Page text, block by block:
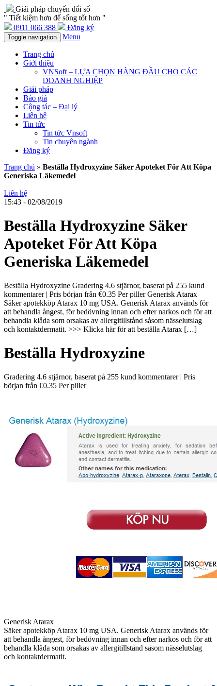
Giải pháp chuyển đổi số
" Tiết kiệm hơn để sống tốt hơn "
0911 066 388
Đăng ký
Toggle navigation Menu
Trang chủ
Giới thiệu
VNSoft – LỰA CHỌN HÀNG ĐẦU CHO CÁC
DOANH NGHIỆP
Giải pháp
Báo giá
Cộng tác – Đại lý
Liên hệ
Tin tức
Tin tức Vnsoft
Tin chuyên ngành
Đăng ký
Trang chủ » Beställa Hydroxyzine Säker Apoteket För Att Köpa
Generiska Läkemedel
Liên hệ
15:43 - 02/08/2019
Beställa Hydroxyzine Säker
Apoteket För Att Köpa
Generiska Läkemedel
Beställa Hydroxyzine Gradering 4.6 stjärnor, baserat på 255 kund
kommentarer | Pris början från €0.35 Per piller Generisk Atarax
Säker apotekköp Atarax 10 mg USA. Generisk Atarax används för
att behandla ångest, för bedövning innan och efter narkos och för att
behandla klåda som orsakas av allergitillstånd såsom nässelutslag
och kontaktdermatit. >>> Klicka här för att beställa Atarax […]
Beställa Hydroxyzine
Gradering 4.6 stjärnor, baserat på 255 kund kommentarer| Pris
början från €0.35 Per piller
Generisk Atarax
Säker apotekköp Atarax 10 mg USA. Generisk Atarax används för
att behandla ångest, för bedövning innan och efter narkos och för att
behandla klåda som orsakas av allergitillstånd såsom nässelutslag
och kontaktdermatit.